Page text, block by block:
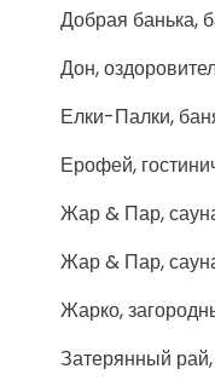
Добрая банька,
Дон,
Елки-Палки,
Ерофей,
Жар & Пар,
Жар & Пар,
Жарко,
Затерянный